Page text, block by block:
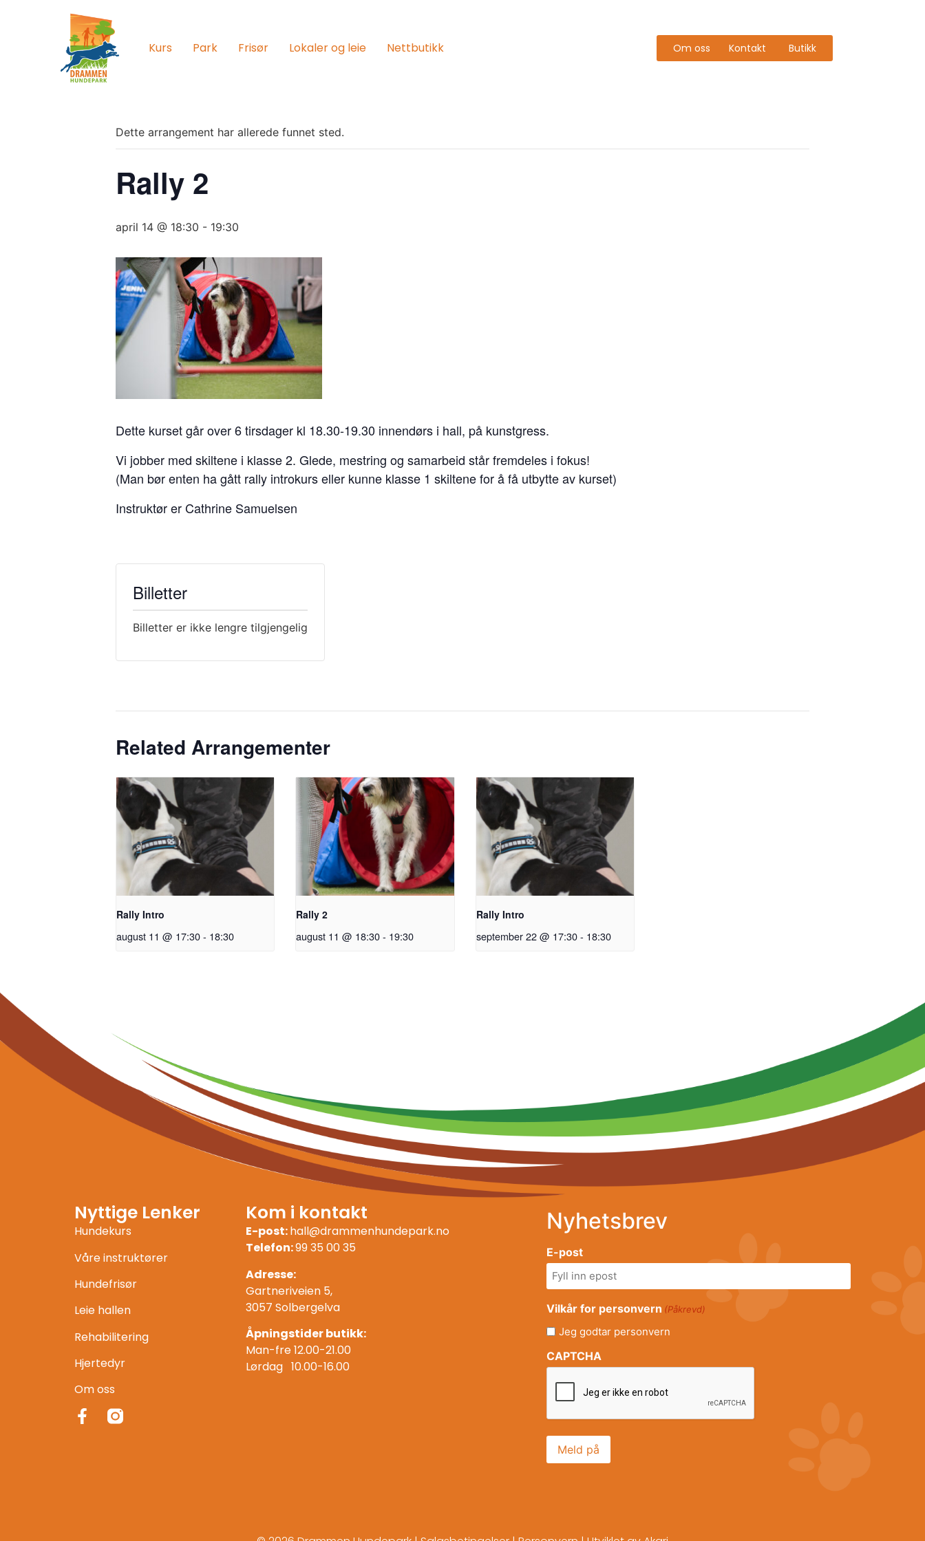
Kurs Park Frisør Lokaler og leie Nettbutikk Om oss Kontakt Butikk
Dette arrangement har allerede funnet sted.
Rally 2
april 14 @ 18:30 - 19:30
Dette kurset går over 6 tirsdager kl 18.30-19.30 innendørs i hall, på kunstgress.
Vi jobber med skiltene i klasse 2. Glede, mestring og samarbeid står fremdeles i fokus!
(Man bør enten ha gått rally introkurs eller kunne klasse 1 skiltene for å få utbytte av kurset)
Instruktør er Cathrine Samuelsen
Billetter
Billetter er ikke lengre tilgjengelig
Related Arrangementer
Rally Intro
august 11 @ 17:30- 18:30
Rally 2
august 11 @ 18:30 - 19:30
Rally Intro
september 22 @ 17:30 - 18:30
Nyttige Lenker
Hundekurs
Våre instruktører
Hundefrisør
Leie hallen
Rehabilitering
Hjertedyr
Om oss
Kom i kontakt
E-post:hall@drammenhundepark.no
Telefon:99 35 00 35
Adresse:
Gartneriveien 5,
3057 Solbergelva
Åpningstider butikk:
Man-fre 12.00-21.00
Lørdag 10.00-16.00
Nyhetsbrev
E-post
Vilkår for personvern (Påkrevd)
Jeg godtar personvern
CAPTCHA